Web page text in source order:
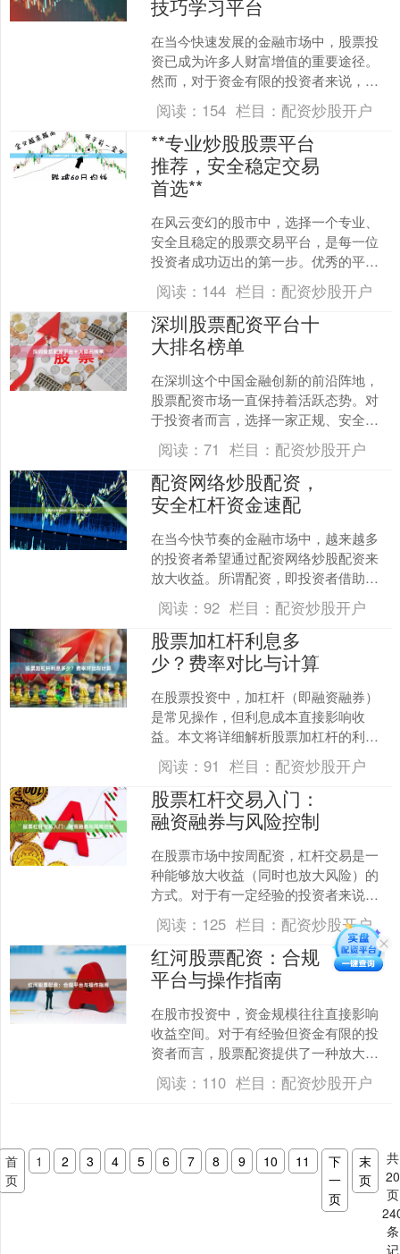
技巧学习平台
在当今快速发展的金融市场中，股票投
资已成为许多人财富增值的重要途径。
然而，对于资金有限的投资者来说，炒
股配资成为了一种备受关注的杠杆工
具。正规炒股配资知识网致力....
阅读： 154 栏目： 配资炒股开户
**专业炒股股票平台
推荐，安全稳定交易
首选**
在风云变幻的股市中，选择一个专业、
安全且稳定的股票交易平台，是每一位
投资者成功迈出的第一步。优秀的平台
不仅能提供流畅的交易体验，更是资金
安全与投资决策的强大后盾....
阅读： 144 栏目： 配资炒股开户
深圳股票配资平台十
大排名榜单
在深圳这个中国金融创新的前沿阵地，
股票配资市场一直保持着活跃态势。对
于投资者而言，选择一家正规、安全的
配资平台至关重要。本文将基于行业口
碑、合规资质、服务体验等....
阅读：71 栏目： 配资炒股开户
配资网络炒股配资，
安全杠杆资金速配
在当今快节奏的金融市场中，越来越多
的投资者希望通过配资网络炒股配资来
放大收益。所谓配资，即投资者借助平
台提供的杠杆资金，以较少的自有资金
撬动更大的投资额度。然而....
阅读：92 栏目： 配资炒股开户
股票加杠杆利息多
少？费率对比与计算
在股票投资中，加杠杆（即融资融券）
是常见操作，但利息成本直接影响收
益。本文将详细解析股票加杠杆的利息
计算方式、主流券商费率对比及注意事
项网上股票配资，帮助投资者....
阅读：91 栏目： 配资炒股开户
股票杠杆交易入门：
融资融券与风险控制
在股票市场中按周配资，杠杆交易是一
种能够放大收益（同时也放大风险）的
方式。对于有一定经验的投资者来说，
融资融券是最常见的杠杆交易工具。本
文将带你了解融资融券的基....
阅读： 125 栏目： 配资炒股开户
红河股票配资：合规
平台与操作指南
在股市投资中，资金规模往往直接影响
收益空间。对于有经验但资金有限的投
资者而言，股票配资提供了一种放大资
金、提升收益的可能。红河股票配资作
为市场关注度较高的配资服....
阅读： 110 栏目： 配资炒股开户
首
页
1 2 3 4 5 6 7 8 9 10 11
下
一
页
末
页
共
20
页
条
记